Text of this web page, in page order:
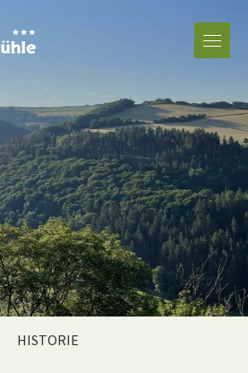
NL
EN
HISTORIE